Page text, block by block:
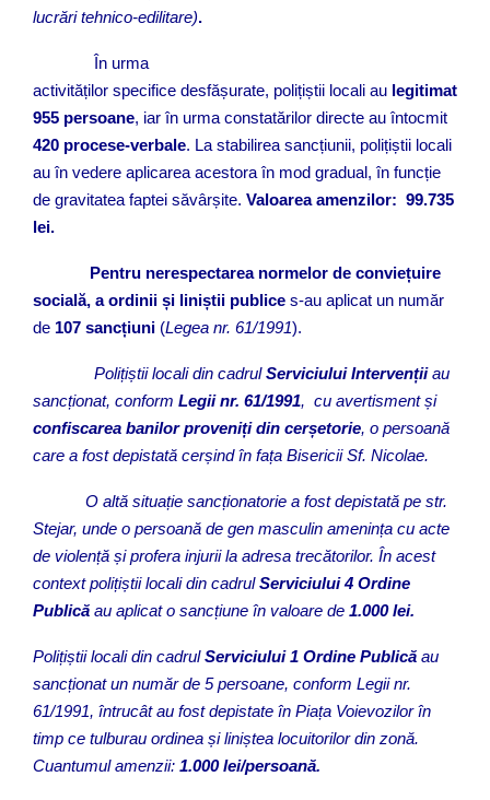
lucrări tehnico-edilitare).
În urma
activităților specifice desfășurate, polițiștii locali au legitimat
955 persoane, iar în urma constatărilor directe au întocmit
420 procese-verbale. La stabilirea sancțiunii, polițiștii locali
au în vedere aplicarea acestora în mod gradual, în funcție
de gravitatea faptei săvârșite. Valoarea amenzilor: 99.735
lei.
Pentru nerespectarea normelor de conviețuire
socială, a ordinii și liniștii publice s-au aplicat un număr
de 107 sancțiuni (Legea nr. 61/1991).
Polițiștii locali din cadrulServiciului Intervențiiau
sancționat, conform Legii nr. 61/1991, cu avertisment și
confiscarea banilor proveniți din cerșetorie, o persoană
care a fost depistată cerșind în fața Bisericii Sf. Nicolae.
O altă situație sancționatorie a fost depistată pe str.
Stejar, unde o persoană de gen masculin amenința cu acte
de violență și profera injurii la adresa trecătorilor. În acest
context polițiștii locali din cadrulServiciului 4 Ordine
Publică au aplicat o sancțiune în valoare de 1.000 lei.
Polițiștii locali din cadrulServiciului 1 Ordine Publică au
sancționat un număr de 5 persoane, conform Legii nr.
61/1991, întrucât au fost depistate în Piața Voievozilor în
timp ce tulburau ordinea și liniștea locuitorilor din zonă.
Cuantumul amenzii: 1.000 lei/persoană.